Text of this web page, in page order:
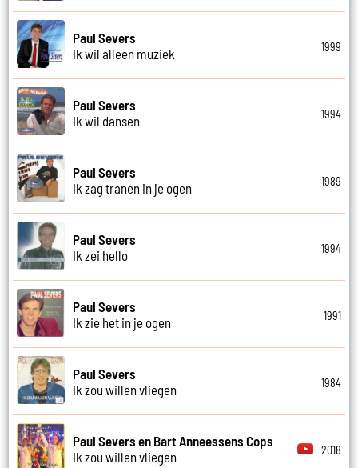
Paul Severs
Ik wil alleen muziek
1999
Paul Severs
Ik wil dansen
1994
Paul Severs
Ik zag tranen in je ogen
1989
Paul Severs
Ik zei hello
1994
Paul Severs
Ik zie het in je ogen
1991
Paul Severs
Ik zou willen vliegen
1984
Paul Severs en Bart Anneessens Cops
Ik zou willen vliegen
2018